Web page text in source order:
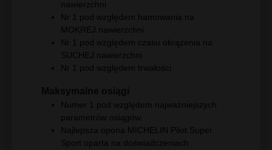
nawierzchni
Nr 1 pod względem hamowania na
MOKREJ nawierzchni
Nr 1 pod względem czasu okrążenia na
SUCHEJ nawierzchni
Nr 1 pod względem trwałości
Numer 1 pod względem najważniejszych
parametrów osiągów.
Najlepsza opona MICHELIN Pilot Super
Sport oparta na doświadczeniach